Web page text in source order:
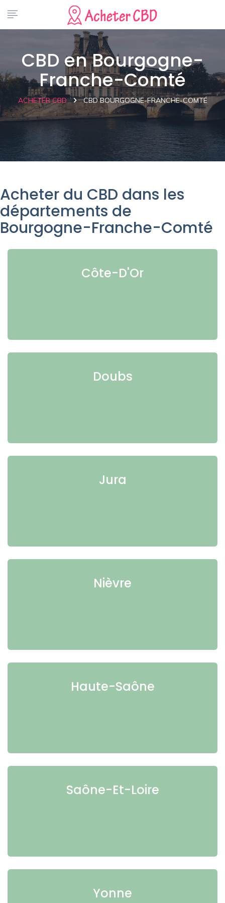
CBD en Bourgogne-
Franche-Comté
ACHETER CBD CBD BOURGOGNE-FRANCHE-COMTÉ
Acheter du CBD dans les
départements de
Bourgogne-Franche-Comté
Côte-D'Or
Doubs
Jura
Nièvre
Haute-Saône
Saône-Et-Loire
Yonne